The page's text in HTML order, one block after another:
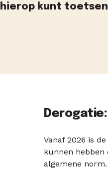
hierop kunt toetsen
Vanaf 2026 is
kunnen hebben
algemene norm.